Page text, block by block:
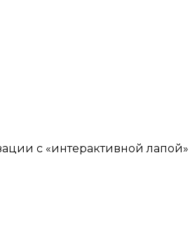
с «интерактивной